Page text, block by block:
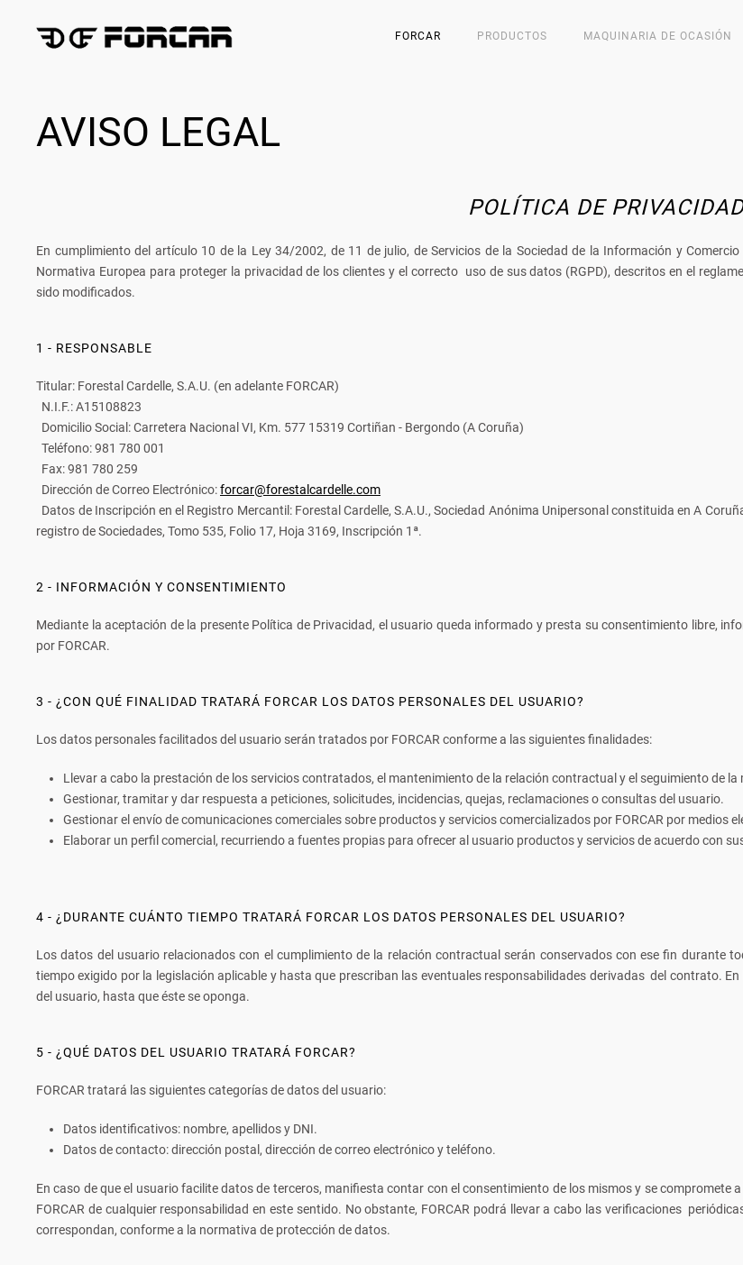
FORCAR PRODUCTOS MAQUINARIA DE OCASIÓN
AVISO LEGAL
POLÍTICA DE
En cumplimiento del artículo 10 de la Ley 34/2002, de 11 de julio, de Servicios de la Sociedad de la Información y
Normativa Europea para proteger la privacidad de los clientes y el correcto uso de sus datos (RGPD), descritos en el
sido modificados.
1 - RESPONSABLE
Titular: Forestal Cardelle, S.A.U. (en adelante FORCAR)
N.I.F.: A15108823
Domicilio Social: Carretera Nacional VI, Km. 577 15319 Cortiñan - Bergondo (A Coruña)
Teléfono: 981 780 001
Fax: 981 780 259
Dirección de Correo Electrónico:forcar@forestalcardelle.com
Datos de Inscripción en el Registro Mercantil: Forestal Cardelle, S.A.U., Sociedad Anónima Unipersonal constituida en A
registro de Sociedades, Tomo 535, Folio 17, Hoja 3169, Inscripción 1ª.
2 - INFORMACIÓN Y CONSENTIMIENTO
Mediante la aceptación de la presente Política de Privacidad, el usuario queda informado y presta su consentimiento libre,
por FORCAR.
3 - ¿CON QUÉ FINALIDAD TRATARÁ FORCAR LOS DATOS PERSONALES DEL USUARIO?
Los datos personales facilitados del usuario serán tratados por FORCAR conforme a las siguientes finalidades:
Llevar a cabo la prestación de los servicios contratados, el mantenimiento de la relación contractual y el seguimiento de la
Gestionar, tramitar y dar respuesta a peticiones, solicitudes, incidencias, quejas, reclamaciones o consultas del usuario.
Gestionar el envío de comunicaciones comerciales sobre productos y servicios comercializados por FORCAR por medios
Elaborar un perfil comercial, recurriendo a fuentes propias para ofrecer al usuario productos y servicios de acuerdo con
4 - ¿DURANTE CUÁNTO TIEMPO TRATARÁ FORCAR LOS DATOS PERSONALES DEL USUARIO?
Los datos del usuario relacionados con el cumplimiento de la relación contractual serán conservados con ese fin durante
tiempo exigido por la legislación aplicable y hasta que prescriban las eventuales responsabilidades derivadas del contrato.
del usuario, hasta que éste se oponga.
5 - ¿QUÉ DATOS DEL USUARIO TRATARÁ FORCAR?
FORCAR tratará las siguientes categorías de datos del usuario:
Datos identificativos: nombre, apellidos y DNI.
Datos de contacto: dirección postal, dirección de correo electrónico y teléfono.
En caso de que el usuario facilite datos de terceros, manifiesta contar con el consentimiento de los mismos y se
FORCAR de cualquier responsabilidad en este sentido. No obstante, FORCAR podrá llevar a cabo las verificaciones
correspondan, conforme a la normativa de protección de datos.